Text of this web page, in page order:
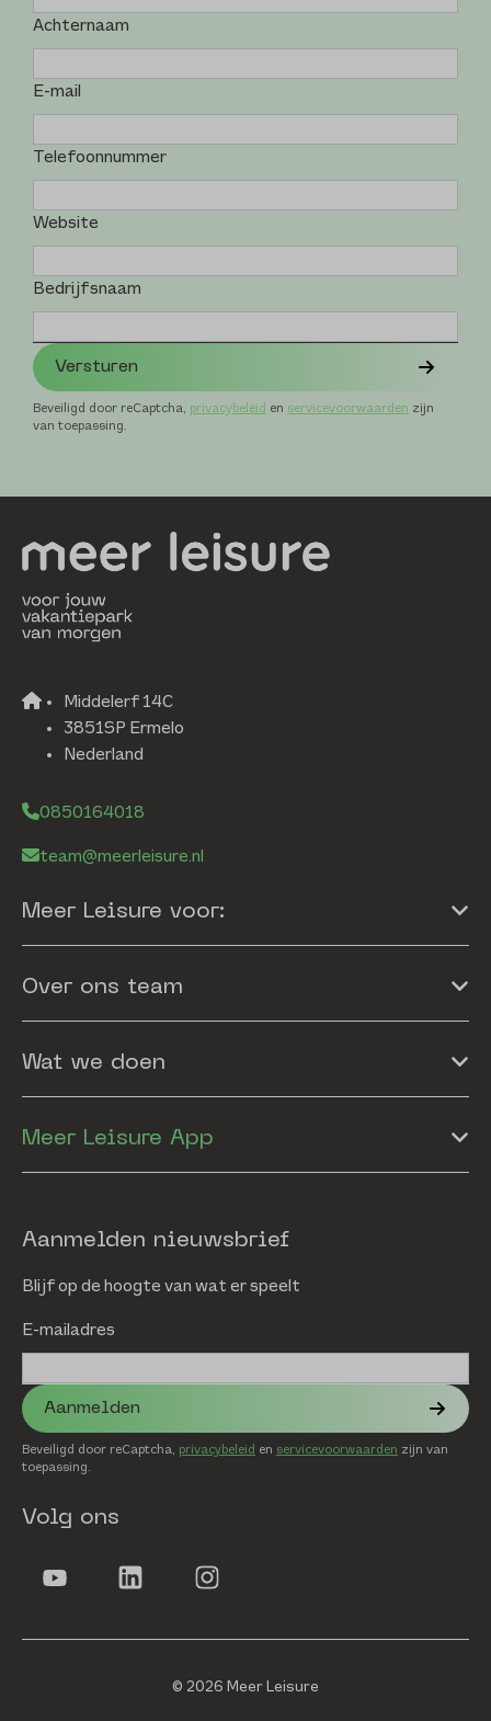
Achternaam
E-mail
Telefoonnummer
Website
Bedrijfsnaam
Versturen
Beveiligd door reCaptcha, privacybeleid en servicevoorwaarden zijn
van toepassing.
Middelerf 14C
3851SP Ermelo
Nederland
0850164018
team@meerleisure.nl
Meer Leisure voor:
Over ons team
Wat we doen
Meer Leisure App
Aanmelden nieuwsbrief
Blijf op de hoogte van wat er speelt
E-mailadres
Aanmelden
Beveiligd door reCaptcha, privacybeleid en servicevoorwaarden zijn van
toepassing.
Volg ons
© 2026 Meer Leisure